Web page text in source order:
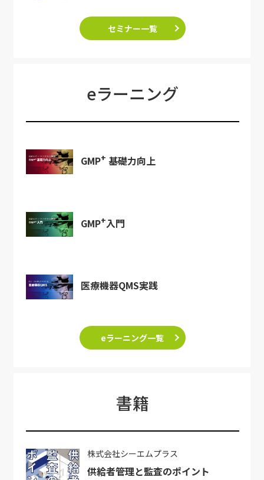
セミナー一覧
eラーニング
GMP+ 基礎力向上
GMP+入門
医療機器QMS実践
eラーニング一覧
書籍
株式会社シーエムプラス
供給者管理と監査のポイント